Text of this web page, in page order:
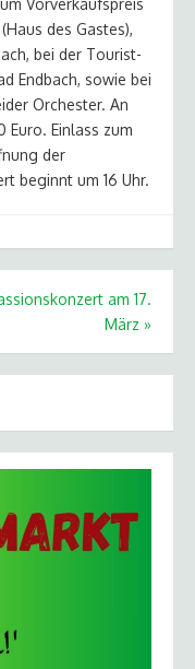
Vorverkaufspreis
des Gastes),
bei der Tourist-
Endbach, sowie bei
Orchester. An
Euro. Einlass zum
der
beginnt um 16 Uhr.
am 17.
März »